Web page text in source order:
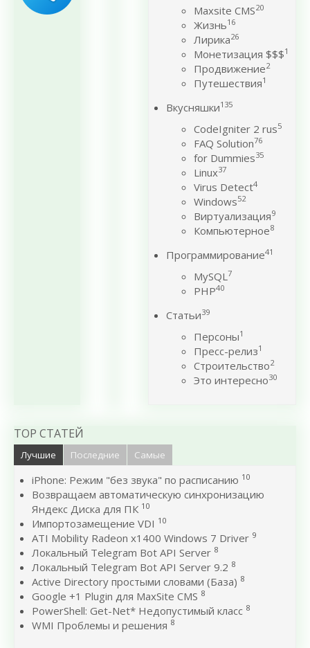
Maxsite CMS20
Жизнь16
Лирика26
Монетизация $$$1
Продвижение2
Путешествия1
Вкусняшки135
CodeIgniter 2 rus5
FAQ Solution76
for Dummies35
Linux37
Virus Detect4
Windows52
Виртуализация9
Компьютерное8
Программирование41
MySQL7
PHP40
Статьи39
Персоны1
Пресс-релиз1
Строительство2
Это интересно30
TOP СТАТЕЙ
Лучшие Последние Самые
iPhone: Режим "без звука" по расписанию 10
Возвращаем автоматическую синхронизацию
Яндекс Диска для ПК 10
Импортозамещение VDI 10
ATI Mobility Radeon x1400 Windows 7 Driver 9
Локальный Telegram Bot API Server 8
Локальный Telegram Bot API Server 9.2 8
Active Directory простыми словами (База) 8
Google +1 Plugin для MaxSite CMS 8
PowerShell: Get-Net* Недопустимый класс 8
WMI Проблемы и решения 8